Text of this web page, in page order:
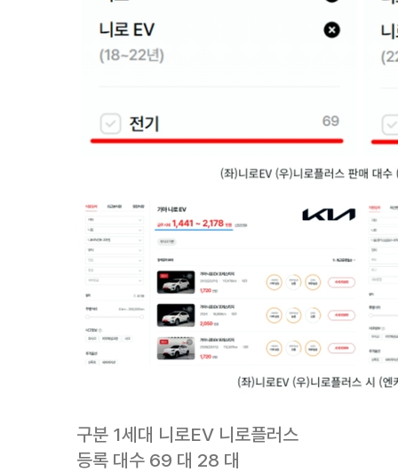
구분 1세대 니로EV 니로플러스
등록 대수 69 대 28 대